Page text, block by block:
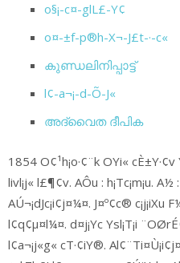
o§¡-c¤-glL£-Y¢
o¤-±f-p®h-X¬-J£t-·-c«
കുണ്ഡലിനിപ്പാട്ട്
l¢-a¬¡-d-Õ-J«
അദ്വൈത ദീപിക
1854 O¢¹h¡o·¢¨k OYi«
livl¡j« l£¶¢v. AÔu : h¡Tc¡m¡u.
AÚ¬¡dJc¡i¢j¤¼¤. J¤º¢c® c¡j¡iXu
l¢q¢µ¤l¼¤. d¤j¡Yc Ysl¡T¡i
l¢a¬¡j«g« cT·¢iY®.